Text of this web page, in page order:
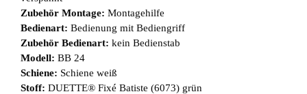
Zubehör Montage: Montagehilfe
Bedienart: Bedienung mit Bediengriff
Zubehör Bedienart: kein Bedienstab
Modell: BB 24
Schiene: Schiene weiß
Stoff: DUETTE® Fixé Batiste (6073) grün